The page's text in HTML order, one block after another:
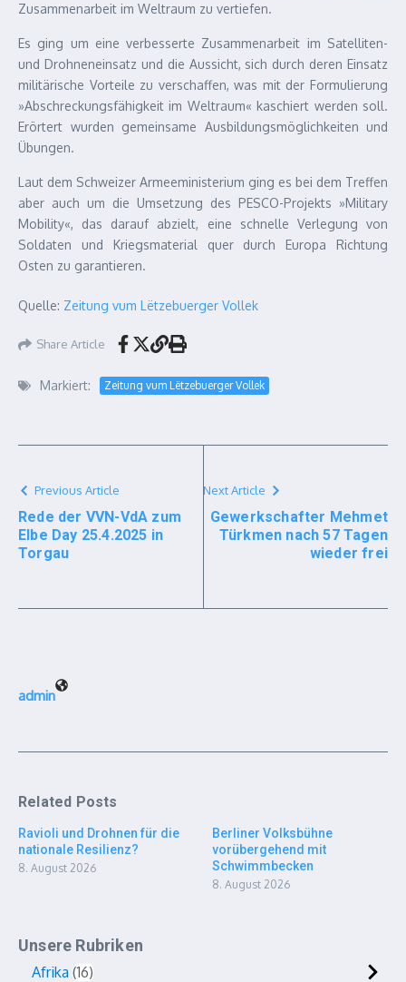
Zusammenarbeit im Weltraum zu vertiefen.
Es ging um eine verbesserte Zusammenarbeit im Satelliten-
und Drohneneinsatz und die Aussicht, sich durch deren Einsatz
militärische Vorteile zu verschaffen, was mit der Formulierung
»Abschreckungsfähigkeit im Weltraum« kaschiert werden soll.
Erörtert wurden gemeinsame Ausbildungsmöglichkeiten und
Übungen.
Laut dem Schweizer Armeeministerium ging es bei dem Treffen
aber auch um die Umsetzung des PESCO-Projekts »Military
Mobility«, das darauf abzielt, eine schnelle Verlegung von
Soldaten und Kriegsmaterial quer durch Europa Richtung
Osten zu garantieren.
Quelle: Zeitung vum Lëtzebuerger Vollek
Share Article
Markiert: Zeitung vum Lëtzebuerger Vollek
Previous Article
Rede der VVN-VdA zum
Elbe Day 25.4.2025 in
Torgau
Next Article
Gewerkschafter Mehmet
Türkmen nach 57 Tagen
wieder frei
admin
Related Posts
Ravioli und Drohnen für die
nationale Resilienz?
8. August 2026
Berliner Volksbühne
vorübergehend mit
Schwimmbecken
8. August 2026
Unsere Rubriken
Afrika 16